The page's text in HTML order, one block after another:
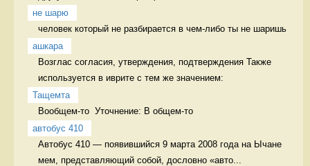
не шарю
ашкара
Возглас согласия, утверждения, подтверждения Также
используется в иврите с тем же значением:
Тащемта
Вообщем-то  Уточнение: В общем-то
автобус 410
Автобус 410 — появившийся 9 марта 2008 года на Ычане
мем, представляющий собой, дословно «авто...